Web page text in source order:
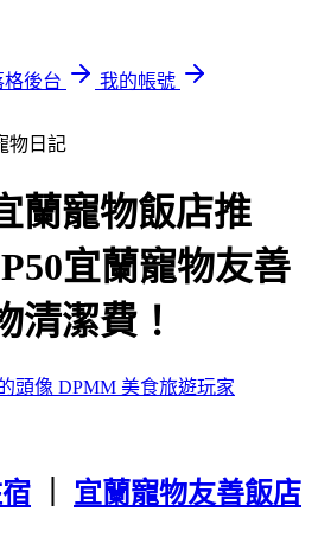
後台
我的帳號
物日記
蘭寵物飯店推
宜蘭寵物友善
清潔費！
DPMM 美食旅遊玩家
宜蘭寵物友善飯店